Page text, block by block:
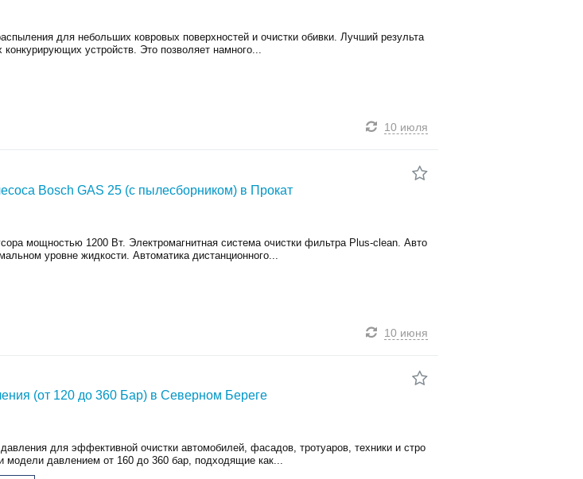
для небольших ковровых поверхностей и очистки обивки. Лучший результа
конкурирующих устройств. Это позволяет намного...
10 июля
Bosch GAS 25 (с пылесборником) в Прокат
мощностью 1200 Вт. Электромагнитная система очистки фильтра Plus-clеan. Авто
уровне жидкости. Автоматика дистанционного...
10 июня
(от 120 до 360 Бар) в Северном Береге
для эффективной очистки автомобилей, фасадов, тротуаров, техники и стро
модели давлением от 160 до 360 бар, подходящие как...